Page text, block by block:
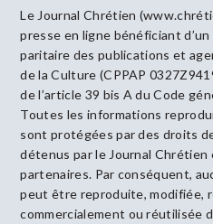
Le Journal Chrétien
presse en ligne bénéficiant
paritaire des publications et
de la Culture (CPPAP
de l’article 39 bis A du Code
Toutes les informations
sont protégées par des droits
détenus par le Journal Chrétien
partenaires. Par conséquent,
peut être reproduite, modifiée,
commercialement ou réutilisée